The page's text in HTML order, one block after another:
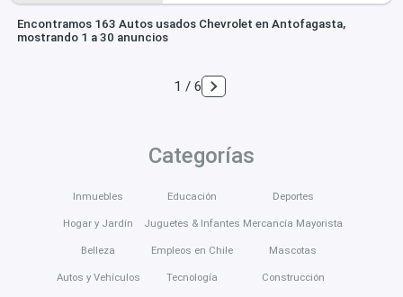
Encontramos 163 Autos usados Chevrolet en Antofagasta,
mostrando 1 a 30 anuncios
1 / 6
Categorías
Inmuebles
Hogar y Jardín
Belleza
Autos y Vehículos
Educación
Juguetes & Infantes
Empleos en Chile
Tecnología
Deportes
Mercancía Mayorista
Mascotas
Construcción